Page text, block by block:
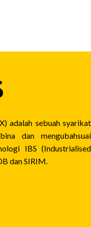
adalah sebuah syarikat
dan mengubahsuai
IBS (Industrialised
dan SIRIM.